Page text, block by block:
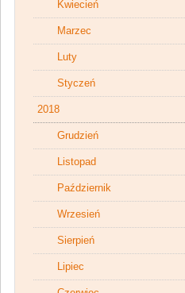
Kwiecień
Marzec
Luty
Styczeń
2018
Grudzień
Listopad
Październik
Wrzesień
Sierpień
Lipiec